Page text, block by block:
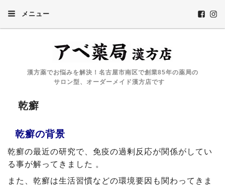
メニュー
漢方薬でお悩みを解決！名古屋市南区で創業85年の薬局の
サロン型、オーダーメイド漢方店です
乾癬
乾癬の背景
乾癬の最近の研究で、免疫の過剰反応が関係がしてい
る事が解ってきました 。
また、 乾癬は生活習慣などの環境要因も関わってきま